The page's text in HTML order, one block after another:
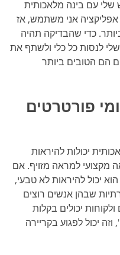
עם בינה מלאכותית
אפליקציה אני משתמש, אז
כדי שהבדיקה תהיה
שלי לנסות כל כלי ולשתף את
הם הטובים ביותר
פורטרטים
יכולות להיראות
מקצועי למראה מזויף. אם
יכול להיראות לא טבעי,
שבהן אנשים רוצים
יכולים בקלות
יכול לפגוע בקריירה